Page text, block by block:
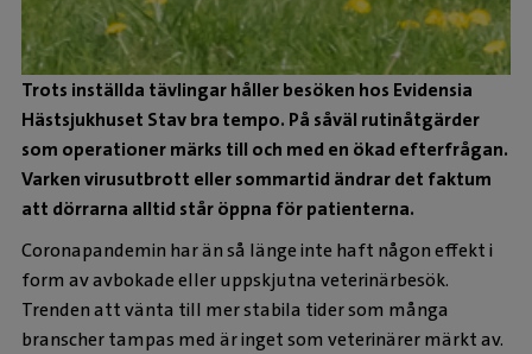
Trots inställda tävlingar håller besöken hos Evidensia
Hästsjukhuset Stav bra tempo. På såväl rutinåtgärder
som operationer märks till och med en ökad efterfrågan.
Varken virusutbrott eller sommartid ändrar det faktum
att dörrarna alltid står öppna för patienterna.
Coronapandemin har än så länge inte haft någon effekt i
form av avbokade eller uppskjutna veterinärbesök.
Trenden att vänta till mer stabila tider som många
branscher tampas med är inget som veterinärer märkt av.